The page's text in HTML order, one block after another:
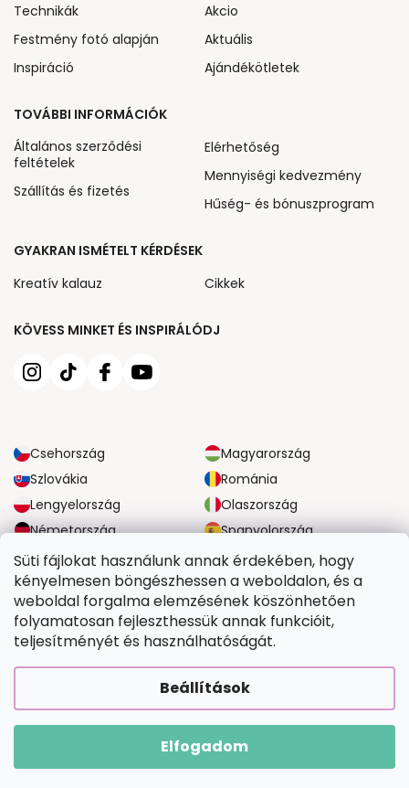
Süti fájlokat használunk annak érdekében, hogy
kényelmesen böngészhessen a weboldalon, és a
weboldal forgalma elemzésének köszönhetően
folyamatosan fejleszthessük annak funkcióit,
teljesítményét és használhatóságát.
Beállítások
Elfogadom
KÖVESS MINKET ÉS INSPIRÁLÓDJ
Csehország
Magyarország
Szlovákia
Románia
Lengyelország
Olaszország
Németország
Spanyolország
Nagy-Britannia
Ausztria
Technikák
Festmény fotó alapján
Inspiráció
Akcio
Aktuális
Ajándékötletek
TOVÁBBI INFORMÁCIÓK
Általános szerződési
feltételek
Szállítás és fizetés
Elérhetőség
Mennyiségi kedvezmény
Hűség- és bónuszprogram
GYAKRAN ISMÉTELT KÉRDÉSEK
Kreatív kalauz
Cikkek
MEGBÍZHATÓ SZÁLLÍTÁSI LEHETŐSÉGEK
BIZTONSÁGOS FIZETÉSI LEHETŐSÉGEK
Shoptet Premium készítette|UpraviloFV STUDIO
Tefestetted.hu. Minden jog fenntartva.